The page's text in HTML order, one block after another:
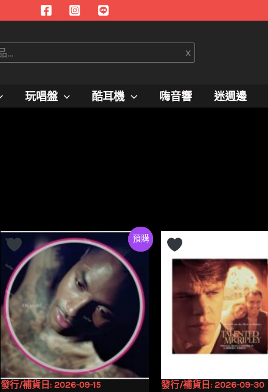
x
玩唱盤 酷耳機 嗨音響 迷週邊
特價
Preorder
發行/補貨日: 2026-09-15 發行/補貨日: 2026-09-30